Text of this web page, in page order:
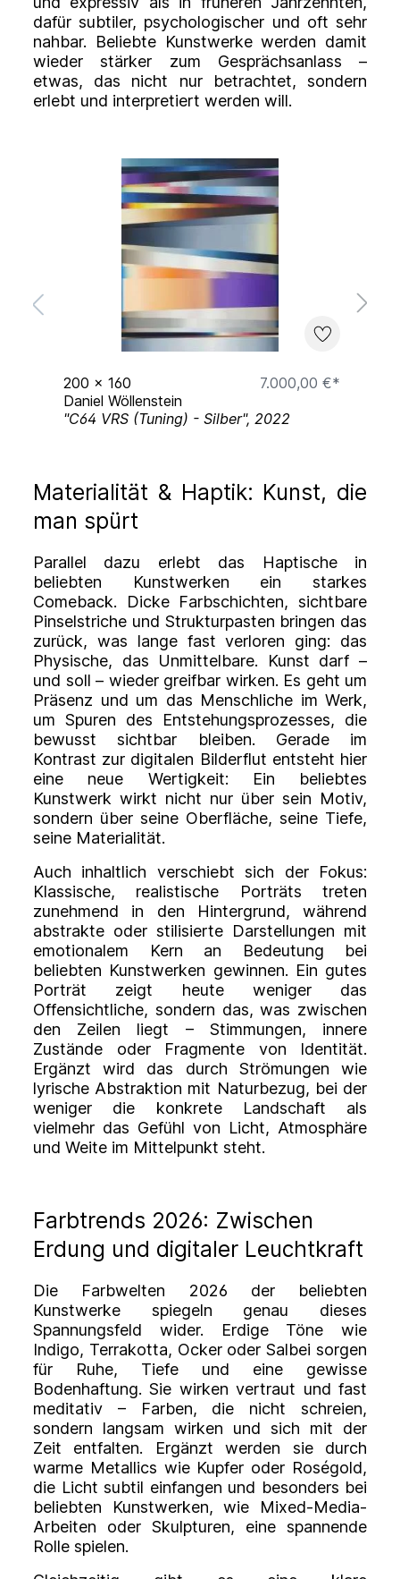
dafür subtiler, psychologischer und oft sehr
nahbar. Beliebte Kunstwerke werden damit
wieder stärker zum Gesprächsanlass –
etwas, das nicht nur betrachtet, sondern
erlebt und interpretiert werden will.
200 x 160
7.000,00 €*
Daniel Wöllenstein
"C64 VRS (Tuning) - Silber", 2022
Materialität & Haptik: Kunst, die
man spürt
Parallel dazu erlebt das Haptische in
beliebten Kunstwerken ein starkes
Comeback. Dicke Farbschichten, sichtbare
Pinselstriche und Strukturpasten bringen das
zurück, was lange fast verloren ging: das
Physische, das Unmittelbare. Kunst darf –
und soll – wieder greifbar wirken. Es geht um
Präsenz und um das Menschliche im Werk,
um Spuren des Entstehungsprozesses, die
bewusst sichtbar bleiben. Gerade im
Kontrast zur digitalen Bilderflut entsteht hier
eine neue Wertigkeit: Ein beliebtes
Kunstwerk wirkt nicht nur über sein Motiv,
sondern über seine Oberfläche, seine Tiefe,
seine Materialität.
Auch inhaltlich verschiebt sich der Fokus:
Klassische, realistische Porträts treten
zunehmend in den Hintergrund, während
abstrakte oder stilisierte Darstellungen mit
emotionalem Kern an Bedeutung bei
beliebten Kunstwerken gewinnen. Ein gutes
Porträt zeigt heute weniger das
Offensichtliche, sondern das, was zwischen
den Zeilen liegt – Stimmungen, innere
Zustände oder Fragmente von Identität.
Ergänzt wird das durch Strömungen wie
lyrische Abstraktion mit Naturbezug, bei der
weniger die konkrete Landschaft als
vielmehr das Gefühl von Licht, Atmosphäre
und Weite im Mittelpunkt steht.
Farbtrends 2026: Zwischen
Erdung und digitaler Leuchtkraft
Die Farbwelten 2026 der beliebten
Kunstwerke spiegeln genau dieses
Spannungsfeld wider. Erdige Töne wie
Indigo, Terrakotta, Ocker oder Salbei sorgen
für Ruhe, Tiefe und eine gewisse
Bodenhaftung. Sie wirken vertraut und fast
meditativ – Farben, die nicht schreien,
sondern langsam wirken und sich mit der
Zeit entfalten. Ergänzt werden sie durch
warme Metallics wie Kupfer oder Roségold,
die Licht subtil einfangen und besonders bei
beliebten Kunstwerken, wie Mixed-Media-
Arbeiten oder Skulpturen, eine spannende
Rolle spielen.